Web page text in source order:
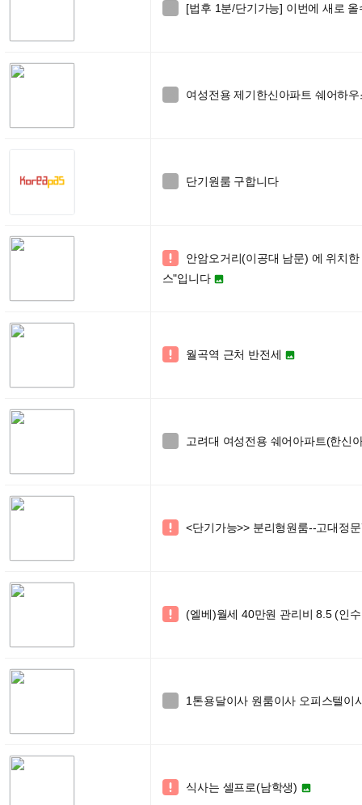
[법후 1분/단기가능] 이번에 새로
여성전용 제기한신아파트 쉐어하
단기원룸 구합니다

안암오거리(이공대 남문) 에 위치
스"입니다 
 월곡역 근처 반전세 
고려대 여성전용 쉐어아파트(한신
 <단기가능>> 분리형원룸--고대정
 (엘베)월세 40만원 관리비 8.5 (인
1톤용달이사 원룸이사 오피스텔
 식사는 셀프로(남학생) 